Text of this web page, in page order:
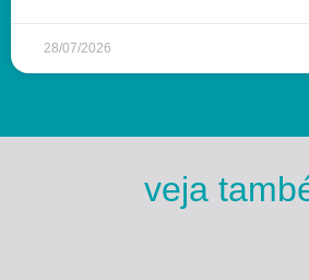
28/07/2026
veja